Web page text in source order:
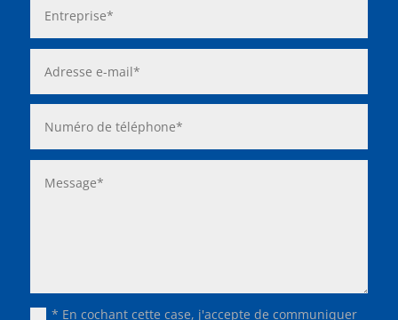
* En cochant cette case, j'accepte de communiquer